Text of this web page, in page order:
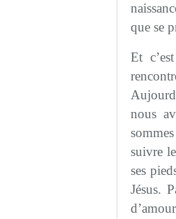
que se
Et
nous
suivre
ses
Jésus.